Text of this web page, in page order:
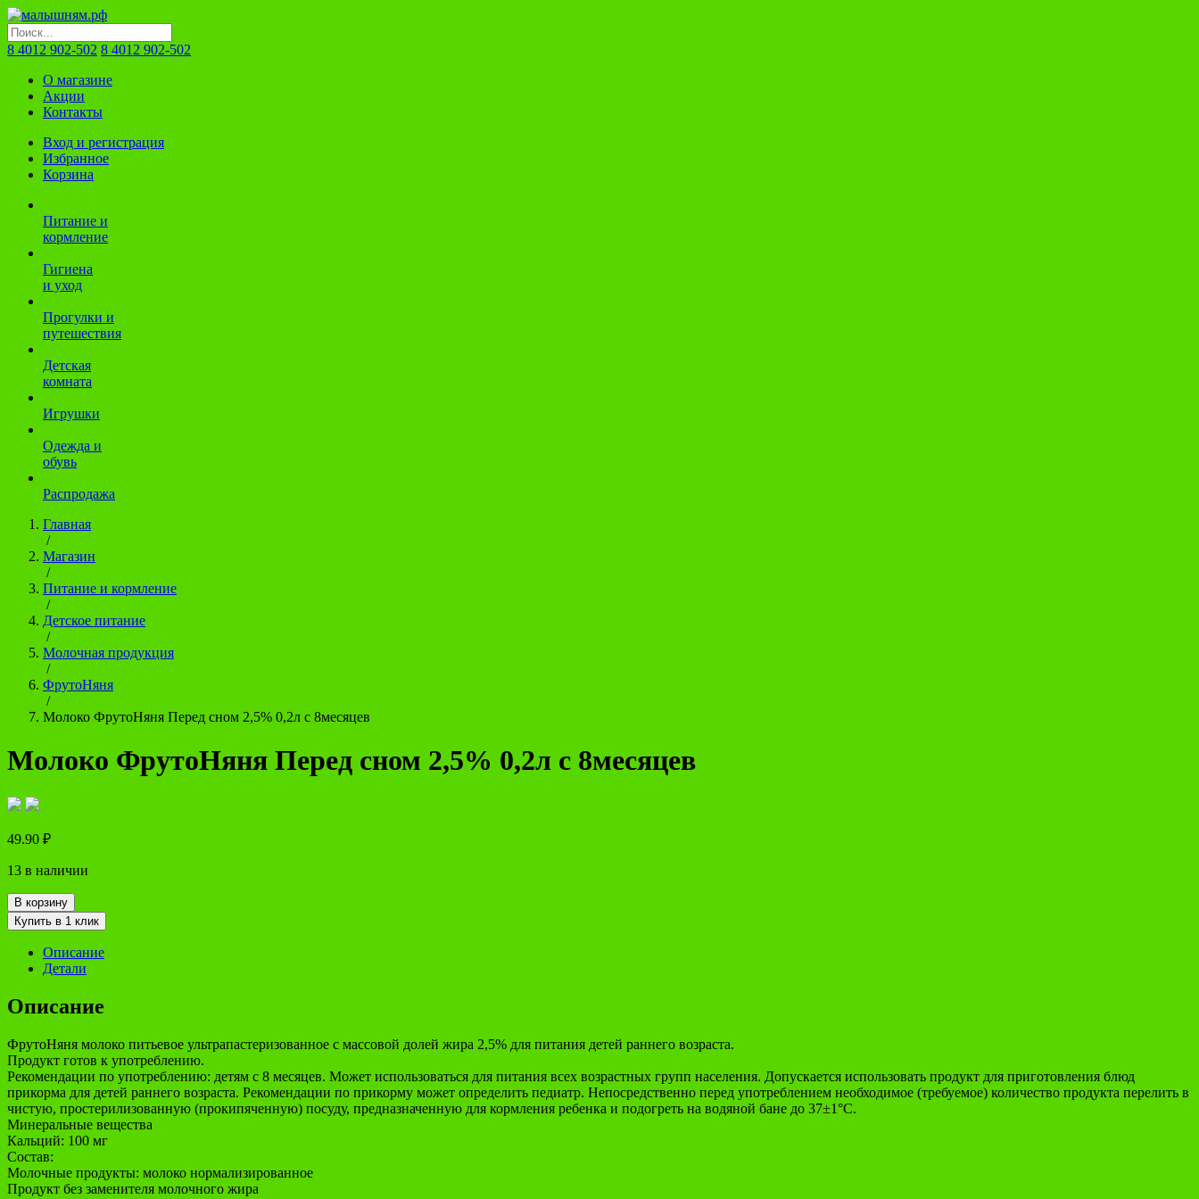
8 4012 902-502 8 4012 902-502
О магазине
Акции
Контакты
Вход и регистрация
Избранное
Корзина
Питание и
кормление
Гигиена
и уход
Прогулки и
путешествия
Детская
комната
Игрушки
Одежда и
обувь
Распродажа
Главная
/
Магазин
/
Питание и кормление
/
Детское питание
/
Молочная продукция
/
ФрутоНяня
/
Молоко ФрутоНяня Перед сном 2,5% 0,2л с 8месяцев
Молоко ФрутоНяня Перед сном 2,5% 0,2л с 8месяцев
49.90 ₽
13 в наличии
В корзину
Купить в 1 клик
Описание
Детали
Описание
ФрутоНяня молоко питьевое ультрапастеризованное с массовой долей жира 2,5% для питания детей раннего возраста.
Продукт готов к употреблению.
Рекомендации по употреблению: детям с 8 месяцев. Может использоваться для питания всех возрастных групп населения. Допускается использовать продукт для приготовления блюд
прикорма для детей раннего возраста. Рекомендации по прикорму может определить педиатр. Непосредственно перед употреблением необходимое (требуемое) количество продукта перелить в
чистую, простерилизованную (прокипяченную) посуду, предназначенную для кормления ребенка и подогреть на водяной бане до 37±1°С.
Минеральные вещества
Кальций: 100 мг
Состав:
Молочные продукты: молоко нормализированное
Продукт без заменителя молочного жира